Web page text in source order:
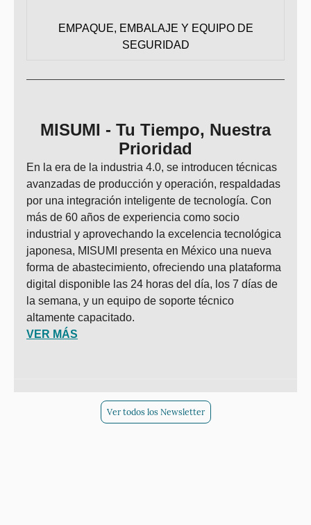
EMPAQUE, EMBALAJE Y EQUIPO DE
SEGURIDAD
MISUMI - Tu Tiempo, Nuestra
Prioridad
En la era de la industria 4.0, se introducen técnicas
avanzadas de producción y operación, respaldadas
por una integración inteligente de tecnología. Con
más de 60 años de experiencia como socio
industrial y aprovechando la excelencia tecnológica
japonesa, MISUMI presenta en México una nueva
forma de abastecimiento, ofreciendo una plataforma
digital disponible las 24 horas del día, los 7 días de
la semana, y un equipo de soporte técnico
altamente capacitado.
VER MÁS
Ver todos los Newsletter